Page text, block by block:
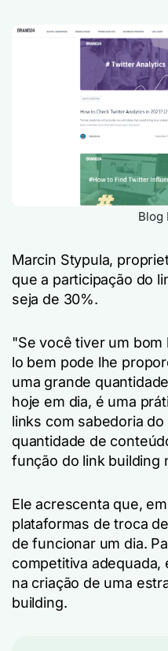
Blog
Marcin Stypula,
que a participação do
seja de 30%.
"Se você tiver um
lo bem pode lhe
uma grande
hoje em dia, é uma
links com sabedoria
quantidade de
função do link building
Ele acrescenta que,
plataformas de troca
de funcionar um dia.
competitiva
na criação de uma
building.